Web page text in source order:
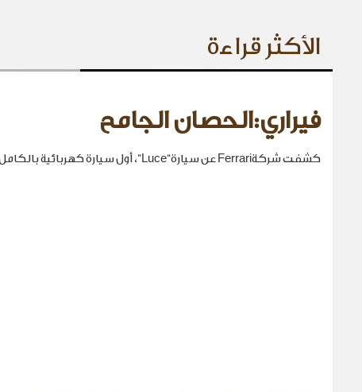
الأكثر قراءة
فيراري:الحصان الجامح
كشفت شركةFerrari عن سيارة“Luce”، أول سيارة كهربائية بالكامل في تاريخها.